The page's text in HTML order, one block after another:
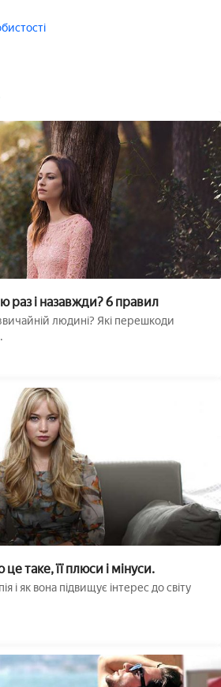
раз і назавжди? 6 правил
людині? Які перешкоди
таке, її плюси і мінуси.
і як вона підвищує інтерес до світу